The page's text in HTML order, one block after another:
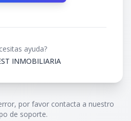
ayuda?
INMOBILIARIA
por favor contacta a nuestro
de soporte.